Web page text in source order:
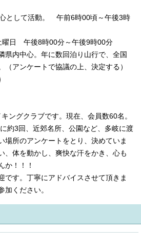
として活動。 午前6時00頃～午後3時
曜日 午後8時00分～午後9時00分
県内中心。年に数回泊り山行で、全国
（アンケートで協議の上、決定する）
ングクラブです。現在、会員数60名。
約3回、近郊名所、公園など、多岐に渡
場所のアンケートをとり、決めていま
、体を動かし、爽快な汗をかき、心も
か！！！
です。丁寧にアドバイスさせて頂きま
加ください。